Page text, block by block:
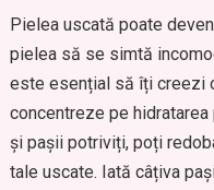
Pielea uscată poate
pielea să se simtă
este esențial să îți creezi
concentreze pe
și pașii potriviți, poți
tale uscate. Iată câțiva